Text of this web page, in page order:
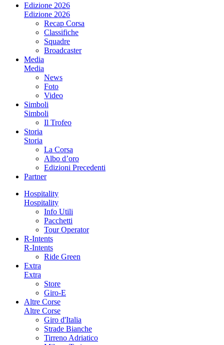
Edizione 2026
Edizione 2026
Recap Corsa
Classifiche
Squadre
Broadcaster
Media
Media
News
Foto
Video
Simboli
Simboli
Il Trofeo
Storia
Storia
La Corsa
Albo d’oro
Edizioni Precedenti
Partner
Hospitality
Hospitality
Info Utili
Pacchetti
Tour Operator
R-Intents
R-Intents
Ride Green
Extra
Extra
Store
Giro-E
Altre Corse
Altre Corse
Giro d'Italia
Strade Bianche
Tirreno Adriatico